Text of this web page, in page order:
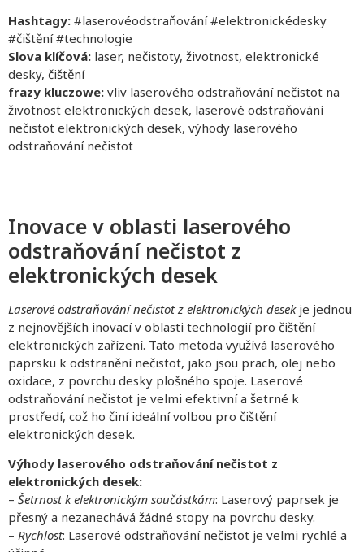
Hashtagy: #laserovéodstraňování #elektronickédesky
#čištění #technologie
Slova klíčová: laser, nečistoty, životnost, elektronické
desky, čištění
frazy kluczowe: vliv laserového odstraňování nečistot na
životnost elektronických desek, laserové odstraňování
nečistot elektronických desek, výhody laserového
odstraňování nečistot
Inovace v oblasti laserového
odstraňování nečistot z
elektronických desek
Laserové odstraňování nečistot z elektronických desekje jednou
z nejnovějších inovací v oblasti technologií pro čištění
elektronických zařízení. Tato metoda využívá laserového
paprsku k odstranění nečistot, jako jsou prach, olej nebo
oxidace, z povrchu desky plošného spoje. Laserové
odstraňování nečistot je velmi efektivní a šetrné k
prostředí, což ho činí ideální volbou pro čištění
elektronických desek.
Výhody laserového odstraňování nečistot z
elektronických desek:
– Šetrnost k elektronickým součástkám: Laserový paprsek je
přesný a nezanechává žádné stopy na povrchu desky.
– Rychlost: Laserové odstraňování nečistot je velmi rychlé a